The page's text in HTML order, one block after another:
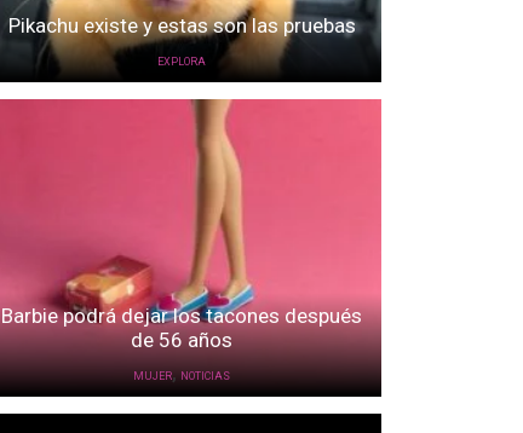
Pikachu existe y estas son las pruebas
EXPLORA
Barbie podrá dejar los tacones después
de 56 años
MUJER, NOTICIAS